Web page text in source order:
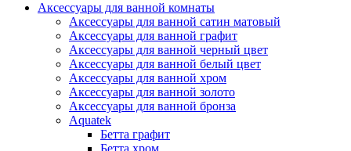
Аксессуары для ванной комнаты
Аксессуары для ванной сатин матовый
Аксессуары для ванной графит
Аксессуары для ванной черный цвет
Аксессуары для ванной белый цвет
Аксессуары для ванной хром
Аксессуары для ванной золото
Аксессуары для ванной бронза
Aquatek
Бетта графит
Бетта хром